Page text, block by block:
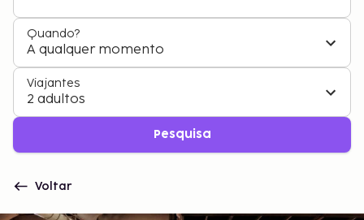
Quando?
A qualquer momento
Viajantes
2 adultos
Pesquisa
Voltar